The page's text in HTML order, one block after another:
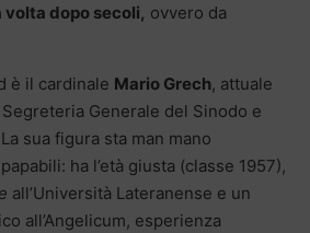
dopo secoli, ovvero da
è il cardinale Mario Grech, attuale
Generale del Sinodo e
sua figura sta man mano
ha l’età giusta (classe 1957),
all’Università Lateranense e un
all’Angelicum, esperienza